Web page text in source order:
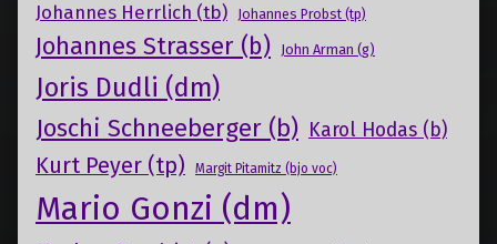
Johannes Herrlich (tb) Johannes Probst (tp)
Johannes Strasser (b) John Arman (g)
Joris Dudli (dm)
Joschi Schneeberger (b) Karol Hodas (b)
Kurt Peyer (tp) Margit Pitamitz (bjo voc)
Mario Gonzi (dm)